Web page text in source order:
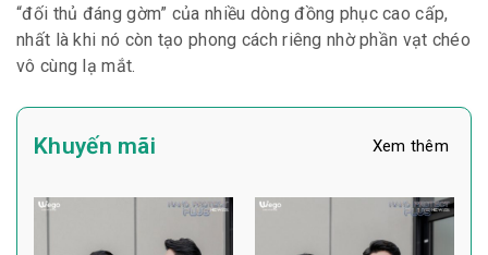
“đối thủ đáng gờm” của nhiều dòng đồng phục cao cấp,
nhất là khi nó còn tạo phong cách riêng nhờ phần vạt chéo
vô cùng lạ mắt.
Khuyến mãi Xem thêm